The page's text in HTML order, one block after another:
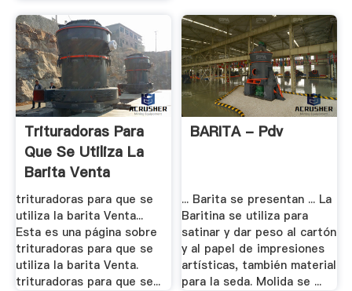
Trituradoras Para
Que Se Utiliza La
Barita Venta
trituradoras para que se
utiliza la barita Venta...
Esta es una página sobre
trituradoras para que se
utiliza la barita Venta.
trituradoras para que se...
BARITA - Pdv
... Barita se presentan ... La
Baritina se utiliza para
satinar y dar peso al cartón
y al papel de impresiones
artísticas, también material
para la seda. Molida se ...